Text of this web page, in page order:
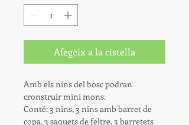
Afegeix a la cistella
Amb els nins del bosc podran
cronstruir mini mons.
Conté: 3 nins, 3 nins amb barret de
copa, 3 saquets de feltre, 3 barretets